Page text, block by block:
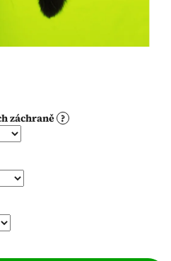
záchraně ?